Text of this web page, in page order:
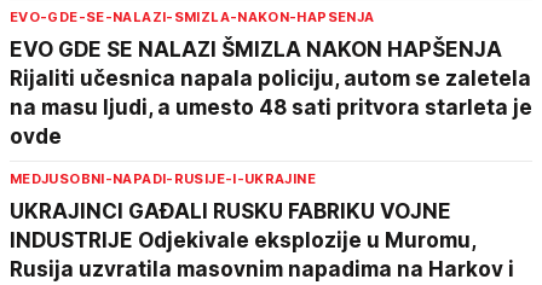
EVO-GDE-SE-NALAZI-SMIZLA-NAKON-HAPSENJA
EVO GDE SE NALAZI ŠMIZLA NAKON HAPŠENJA
Rijaliti učesnica napala policiju, autom se zaletela
na masu ljudi, a umesto 48 sati pritvora starleta je
ovde
MEDJUSOBNI-NAPADI-RUSIJE-I-UKRAJINE
UKRAJINCI GAĐALI RUSKU FABRIKU VOJNE
INDUSTRIJE Odjekivale eksplozije u Muromu,
Rusija uzvratila masovnim napadima na Harkov i